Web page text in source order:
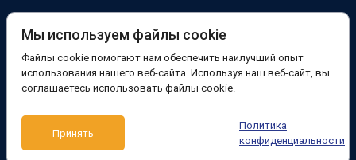
Facebook
Поддержка:
Telegram-бот Viber
Мы используем файлы cookie
Файлы cookie помогают нам обеспечить наилучший опыт
использования нашего веб-сайта. Используя наш веб-сайт, вы
соглашаетесь использовать файлы cookie.
Принять
Политика
конфиденциальности